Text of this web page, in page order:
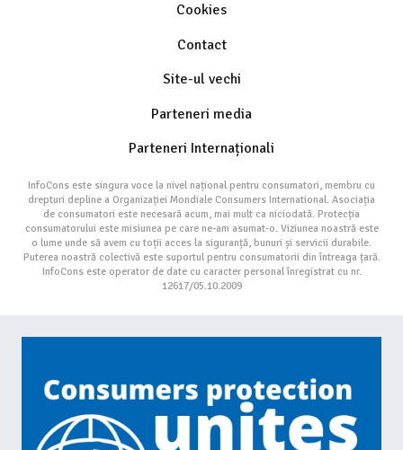
Cookies
Contact
Site-ul vechi
Parteneri media
Parteneri Internaționali
InfoCons este singura voce la nivel național pentru consumatori, membru cu
drepturi depline a Organizației Mondiale Consumers International. Asociația
de consumatori este necesară acum, mai mult ca niciodată. Protecția
consumatorului este misiunea pe care ne-am asumat-o. Viziunea noastră este
o lume unde să avem cu toții acces la siguranță, bunuri și servicii durabile.
Puterea noastră colectivă este suportul pentru consumatorii din întreaga țară.
InfoCons este operator de date cu caracter personal înregistrat cu nr.
12617/05.10.2009